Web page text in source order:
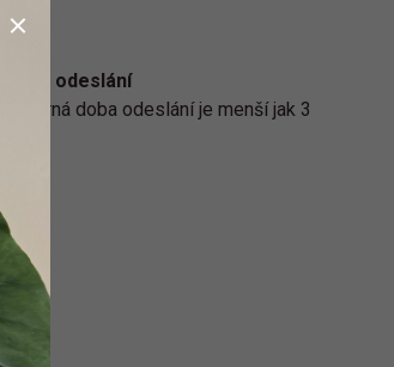
Rychlé odeslání
Průměrná doba odeslání je menší jak 3